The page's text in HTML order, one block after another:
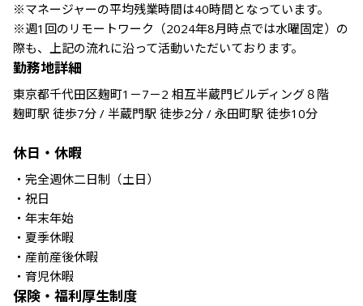
※マネージャーの平均残業時間は40時間となっています。
※週1回のリモートワーク（2024年8月時点では水曜固定）の
際も、上記の流れに沿って活動いただいております。
勤務地詳細
東京都千代田区麹町1－7－2 相互半蔵門ビルディング８階
麹町駅 徒歩7分 / 半蔵門駅 徒歩2分 / 永田町駅 徒歩10分
休日・休暇
・完全週休二日制（土日）
・祝日
・年末年始
・夏季休暇
・産前産後休暇
・育児休暇
保険・福利厚生制度